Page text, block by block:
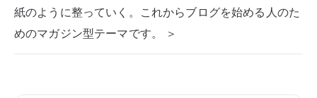
紙のように整っていく。これからブログを始める人のた
めのマガジン型テーマです。 ＞